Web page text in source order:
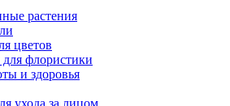
растения
цветов
флористики
и здоровья
ухода за лицом